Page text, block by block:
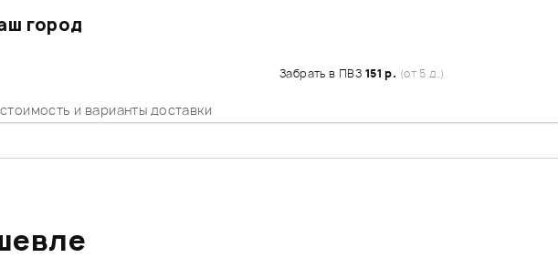
город
Забрать в ПВЗ 151 р. (от 5 д.)
и варианты доставки